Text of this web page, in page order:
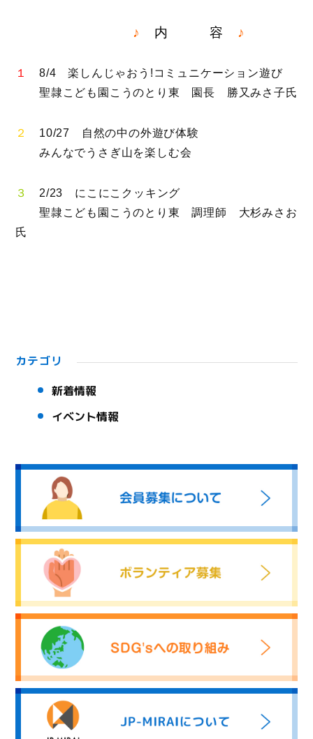
♪ 内 容 ♪
１
8/4 楽しんじゃおう!コミュニケーション遊び
聖隷こども園こうのとり東 園長 勝又みさ子氏
２
10/27 自然の中の外遊び体験
みんなでうさぎ山を楽しむ会
３
2/23 にこにこクッキング
聖隷こども園こうのとり東 調理師 大杉みさお
氏
カテゴリ
新着情報
イベント情報